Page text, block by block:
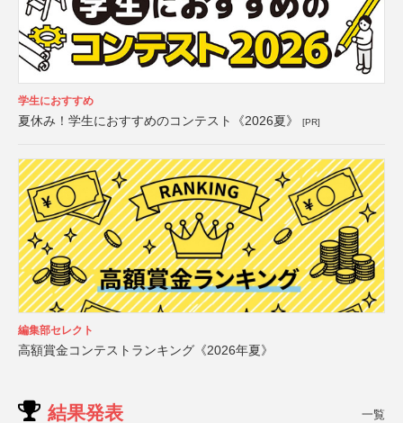
学生におすすめ
夏休み！学生におすすめのコンテスト《2026夏》 [PR]
編集部セレクト
高額賞金コンテストランキング《2026年夏》
結果発表 一覧